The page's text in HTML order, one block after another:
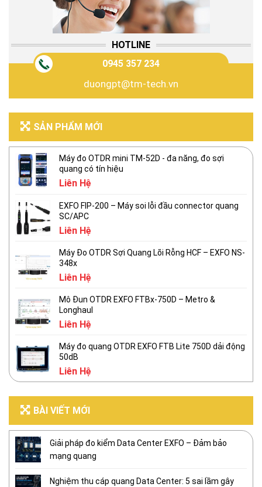
HOTLINE
0945 357 234
duongpt@tm-tech.vn
SẢN PHẨM MỚI
Máy đo OTDR mini TM-52D - đa năng, đo sợi
quang có tín hiệu
Liên Hệ
EXFO FIP-200 – Máy soi lỗi đầu connector quang
SC/APC
Liên Hệ
Máy Đo OTDR Sợi Quang Lõi Rỗng HCF – EXFO NS-
348x
Liên Hệ
Mô Đun OTDR EXFO FTBx-750D – Metro &
Longhaul
Liên Hệ
Máy đo quang OTDR EXFO FTB Lite 750D dải động
50dB
Liên Hệ
BÀI VIẾT MỚI
Giải pháp đo kiểm Data Center EXFO – Đảm bảo
mạng quang
Nghiệm thu cáp quang Data Center: 5 sai lầm gây